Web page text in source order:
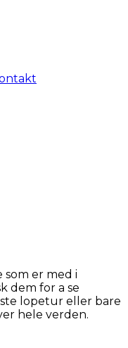
er med i
dem for a se
lopetur eller bare
hele verden.